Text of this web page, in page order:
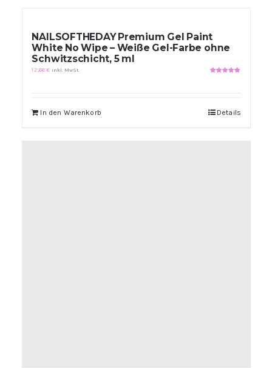
NAILSOFTHEDAY Premium Gel Paint
White No Wipe – Weiße Gel-Farbe ohne
Schwitzschicht, 5 ml
12,66€ inkl. MwSt.
In den Warenkorb Details